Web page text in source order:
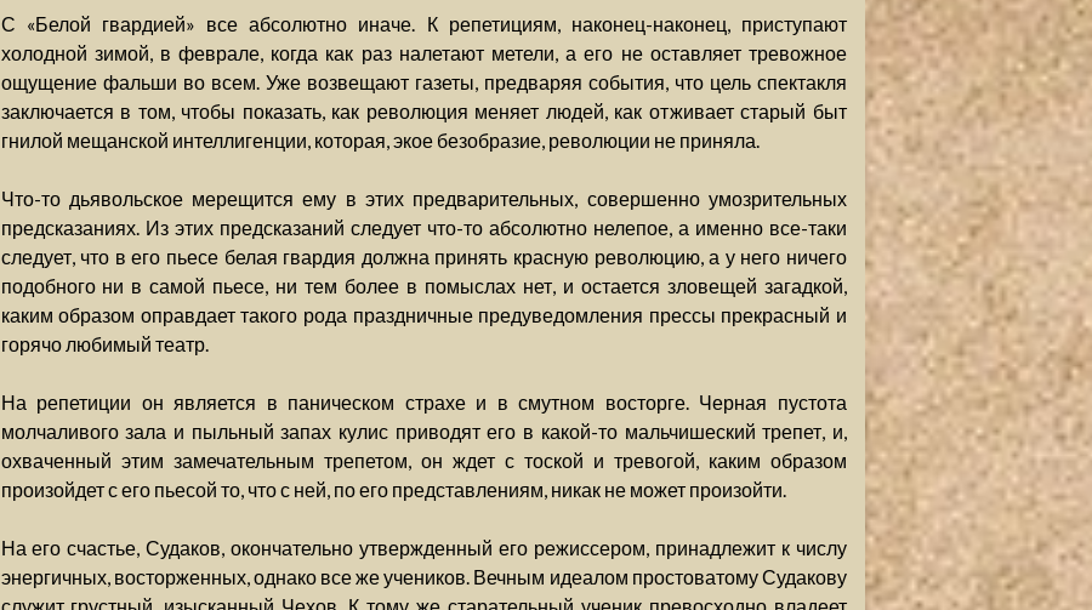
С «Белой гвардией» все абсолютно иначе. К репетициям, наконец-наконец, приступают
холодной зимой, в феврале, когда как раз налетают метели, а его не оставляет тревожное
ощущение фальши во всем. Уже возвещают газеты, предваряя события, что цель спектакля
заключается в том, чтобы показать, как революция меняет людей, как отживает старый быт
гнилой мещанской интеллигенции, которая, экое безобразие, революции не приняла.
Что-то дьявольское мерещится ему в этих предварительных, совершенно умозрительных
предсказаниях. Из этих предсказаний следует что-то абсолютно нелепое, а именно все-таки
следует, что в его пьесе белая гвардия должна принять красную революцию, а у него ничего
подобного ни в самой пьесе, ни тем более в помыслах нет, и остается зловещей загадкой,
каким образом оправдает такого рода праздничные предуведомления прессы прекрасный и
горячо любимый театр.
На репетиции он является в паническом страхе и в смутном восторге. Черная пустота
молчаливого зала и пыльный запах кулис приводят его в какой-то мальчишеский трепет, и,
охваченный этим замечательным трепетом, он ждет с тоской и тревогой, каким образом
произойдет с его пьесой то, что с ней, по его представлениям, никак не может произойти.
На его счастье, Судаков, окончательно утвержденный его режиссером, принадлежит к числу
энергичных, восторженных, однако все же учеников. Вечным идеалом простоватому Судакову